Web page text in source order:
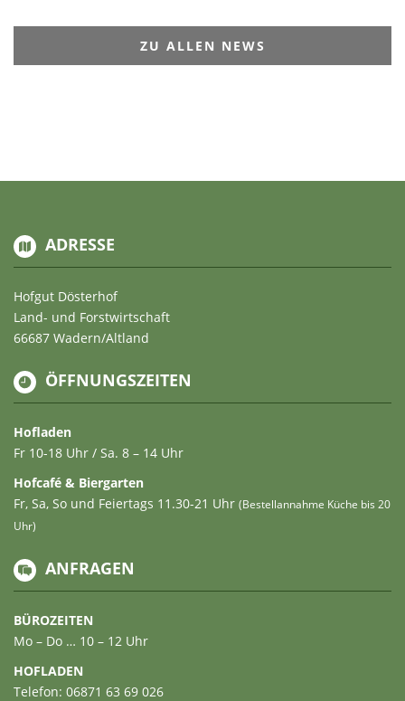
ZU ALLEN NEWS
ADRESSE
Hofgut Dösterhof
Land- und Forstwirtschaft
66687 Wadern/Altland
ÖFFNUNGSZEITEN
Hofladen
Fr 10-18 Uhr / Sa. 8 – 14 Uhr
Hofcafé & Biergarten
Fr, Sa, So und Feiertags 11.30-21 Uhr (Bestellannahme Küche bis 20
Uhr)
ANFRAGEN
BÜROZEITEN
Mo – Do … 10 – 12 Uhr
HOFLADEN
Telefon: 06871 63 69 026